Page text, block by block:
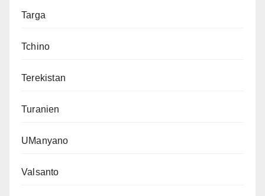
Targa
Tchino
Terekistan
Turanien
UManyano
Valsanto